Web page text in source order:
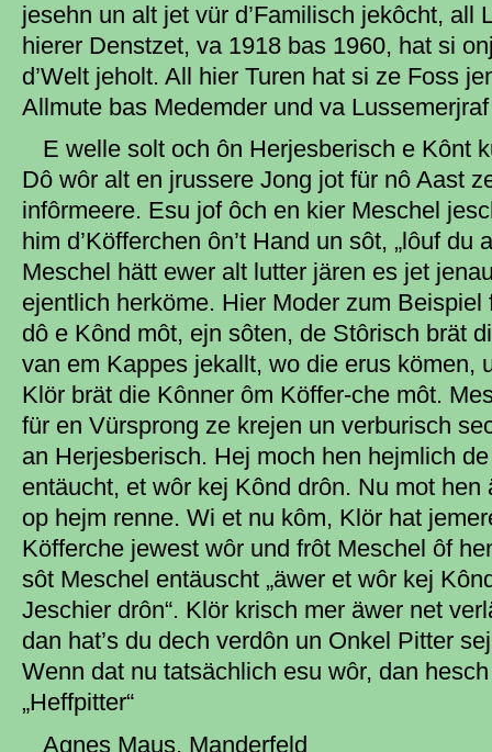
jesehn un alt jet vür d’Familisch jekôcht, all
hierer Denstzet, va 1918 bas 1960, hat si
d’Welt jeholt. All hier Turen hat si ze Foss
Allmute bas Medemder und va
E welle solt och ôn Herjesberisch e Kônt
Dô wôr alt en jrussere Jong jot für nô Aast
infôrmeere. Esu jof ôch en kier Meschel
him d’Köfferchen ôn’t Hand un sôt, „lôuf du
Meschel hätt ewer alt lutter jären es jet
ejentlich herköme. Hier Moder zum
dô e Kônd môt, ejn sôten, de Stôrisch brät
van em Kappes jekallt, wo die erus kömen,
Klör brät die Kônner ôm Köffer-che môt.
für en Vürsprong ze krejen un verburisch
an Herjesberisch. Hej moch hen hejmlich
entäucht, et wôr kej Kônd drôn. Nu mot
op hejm renne. Wi et nu kôm, Klör hat
Köfferche jewest wôr und frôt Meschel ôf
sôt Meschel entäuscht „äwer et wôr kej
Jeschier drôn“. Klör krisch mer äwer net
dan hat’s du dech verdôn un Onkel Pitter
Wenn dat nu tatsächlich esu wôr, dan
„Heffpitter“
Agnes Maus, Manderfeld